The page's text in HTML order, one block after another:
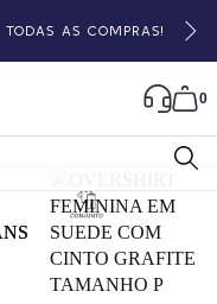
TODAS AS COMPRAS!
0
B